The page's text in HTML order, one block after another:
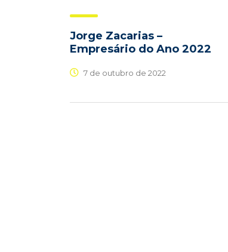
Jorge Zacarias –
Empresário do Ano 2022
7 de outubro de 2022